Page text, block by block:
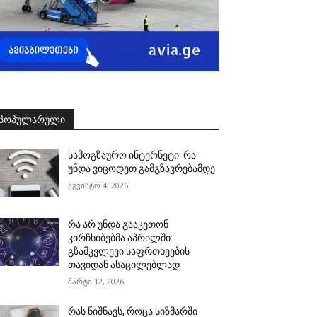
სამოგზაურო ინტერნეტი: რა
უნდა ვიცოდეთ გამგზავრებამდე
აგვისტო 4, 2026
რა არ უნდა გააკეთონ
კირჩხიბებმა აპრილში:
გზამკვლევი საფრთხეების
თავიდან ასაცილებლად
მარტი 12, 2026
რას ნიშნავს, როცა სიზმარში